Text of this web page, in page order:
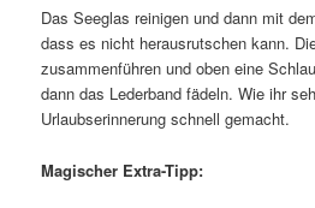
Das Seeglas reinigen und dann mit
dass es nicht herausrutschen kann.
zusammenführen und oben eine
dann das Lederband fädeln. Wie ihr
Urlaubserinnerung schnell gemacht.
Magischer Extra-Tipp: